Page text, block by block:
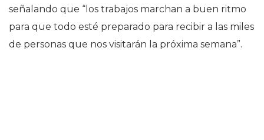
señalando que “los trabajos marchan a buen ritmo
para que todo esté preparado para recibir a las miles
de personas que nos visitarán la próxima semana”.